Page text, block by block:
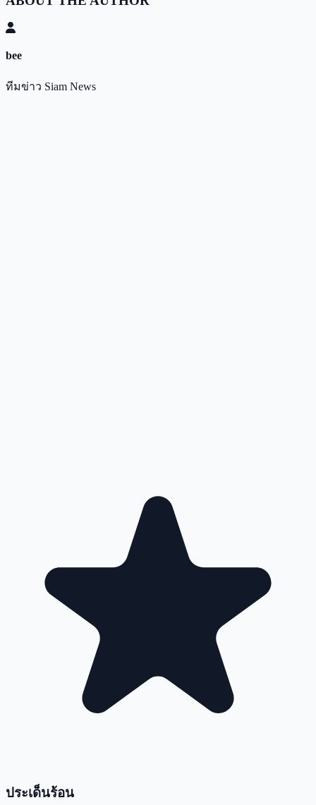
bee
ทีมข่าว Siam News
ประเด็นร้อน